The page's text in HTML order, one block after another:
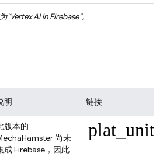
“Vertex AI in Firebase”。
明 链接
版本的
尚未
成 Firebase，因此